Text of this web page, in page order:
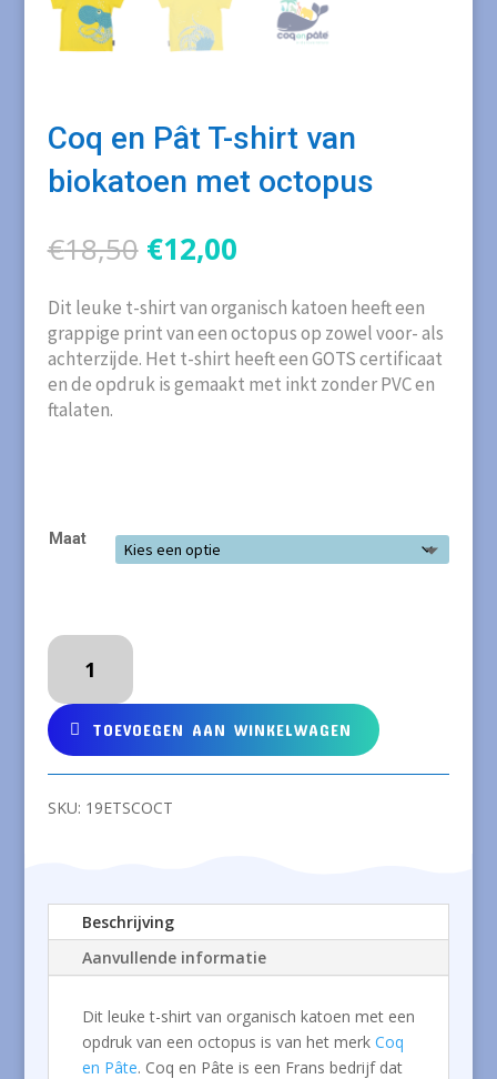
Coq en Pât T-shirt van
biokatoen met octopus
€18,50 Oorspronkelijke
prijs
was:
€18,50.
€12,00Huidige
is:
€12,00.
Dit leuke t-shirt van organisch katoen heeft een
grappige print van een octopus op zowel voor- als
achterzijde. Het t-shirt heeft een GOTS certificaat
en de opdruk is gemaakt met inkt zonder PVC en
ftalaten.
Maat
Coq
Pât
T-
shirt
van
biokatoen
TOEVOEGEN AAN WINKELWAGEN
SKU: 19ETSCOCT
Beschrijving
Aanvullende informatie
Dit leuke t-shirt van organisch katoen met een
opdruk van een octopus is van het merk Coq
en Pâte. Coq en Pâte is een Frans bedrijf dat